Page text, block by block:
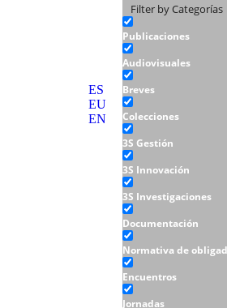
ES
EU
EN
Filter by Categorías
Publicaciones
Audiovisuales
Breves
Colecciones
3S Gestión
3S Innovación
3S Investigaciones
Documentación
Normativa de
Encuentros
Jornadas